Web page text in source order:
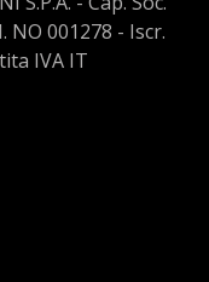
NO 001278 - Iscr.
IVA IT